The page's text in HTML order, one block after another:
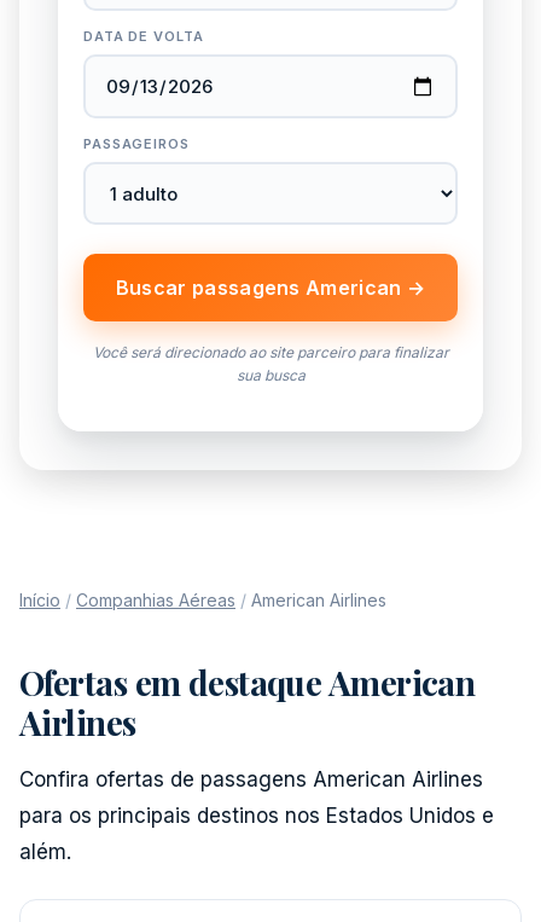
DATA DE VOLTA
PASSAGEIROS
Buscar passagens American →
Você será direcionado ao site parceiro para finalizar
sua busca
Início / Companhias Aéreas / American Airlines
Ofertas em destaque American
Airlines
Confira ofertas de passagens American Airlines
para os principais destinos nos Estados Unidos e
além.